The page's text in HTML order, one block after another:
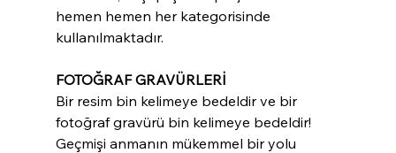
hemen hemen her kategorisinde
kullanılmaktadır.
FOTOĞRAF GRAVÜRLERİ
Bir resim bin kelimeye bedeldir ve bir
fotoğraf gravürü bin kelimeye bedeldir!
Geçmişi anmanın mükemmel bir yolu